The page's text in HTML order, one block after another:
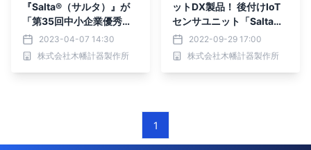
『Salta®（サルタ）』が
「第35回中小企業優秀新
技術・新製品賞」の一般部
門優秀賞を受賞しました。
2023-04-07 14:30
株式会社木幡計器製作所
ットDX製品！ 後付けIoT
センサユニット「Salta
®」に監視用PCアプリ「D
esktop Salta®」を無償付
属し本格販売開始。
2022-09-29 17:00
株式会社木幡計器製作所
1